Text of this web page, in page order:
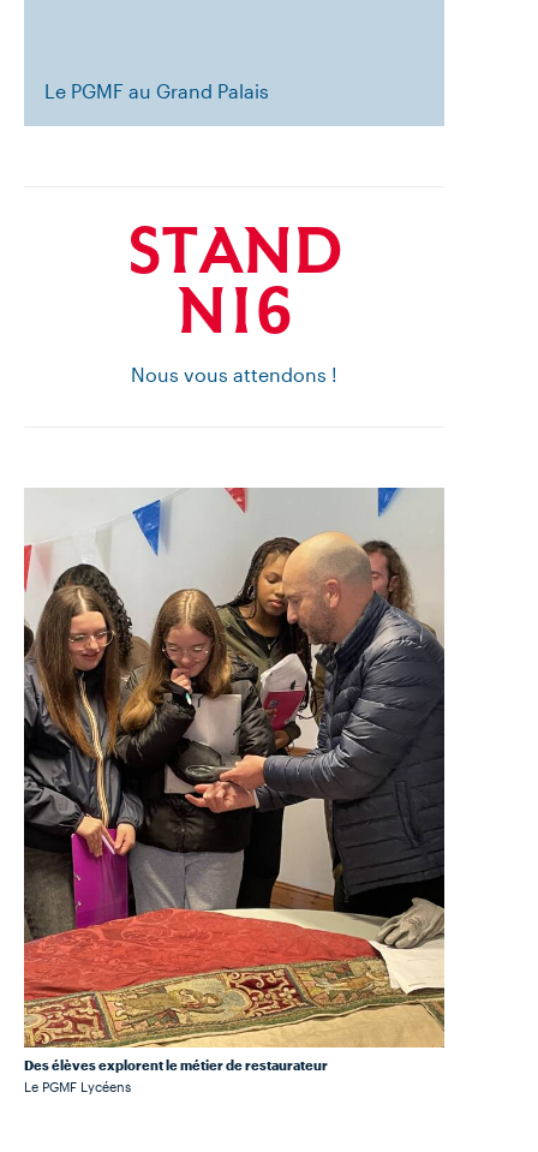
Le PGMF au Grand Palais
STAND
N16
Nous vous attendons !
Des élèves explorent le métier de restaurateur
Le PGMF Lycéens